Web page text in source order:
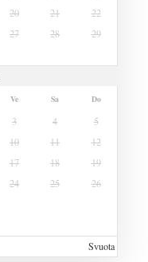
20 21
22
27 28
29
Ve Sa Do
3 4
5
10 11
12
17 18
19
24 25
26
Svuota